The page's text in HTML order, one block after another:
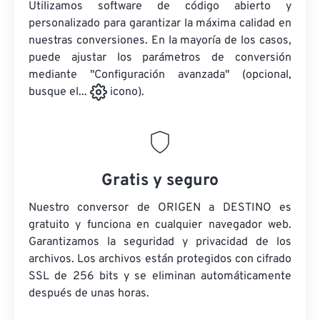
Utilizamos software de código abierto y
personalizado para garantizar la máxima calidad en
nuestras conversiones. En la mayoría de los casos,
puede ajustar los parámetros de conversión
mediante "Configuración avanzada" (opcional,
busque el...
icono).
Gratis y seguro
Nuestro conversor de ORIGEN a DESTINO es
gratuito y funciona en cualquier navegador web.
Garantizamos la seguridad y privacidad de los
archivos. Los archivos están protegidos con cifrado
SSL de 256 bits y se eliminan automáticamente
después de unas horas.